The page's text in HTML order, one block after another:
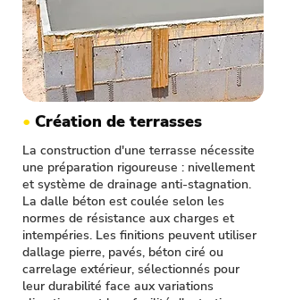
• Création de terrasses
La construction d'une terrasse nécessite
une préparation rigoureuse : nivellement
et système de drainage anti-stagnation.
La dalle béton est coulée selon les
normes de résistance aux charges et
intempéries. Les finitions peuvent utiliser
dallage pierre, pavés, béton ciré ou
carrelage extérieur, sélectionnés pour
leur durabilité face aux variations